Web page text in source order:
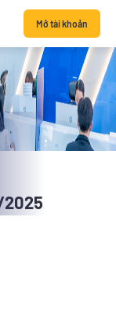
Mở tài khoản
2025